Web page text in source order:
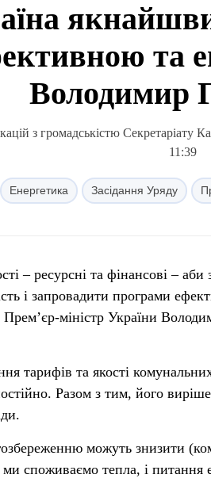
та
Володимир
з громадськістю Секретаріату
11:39
Енергетика Засідання Уряду
– ресурсні та фінансові – аби
і запровадити програми
Прем’єр-міністр України
тарифів та якості
Разом з тим, його
можуть знизити
споживаємо тепла, і питання